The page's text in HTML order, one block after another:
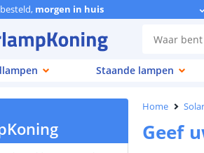
morgen in huis
Staande lampen
Home
Geef